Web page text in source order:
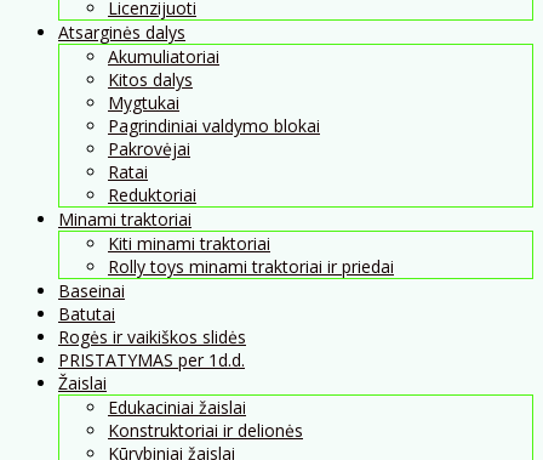
Licenzijuoti
Atsarginės dalys
Akumuliatoriai
Kitos dalys
Mygtukai
Pagrindiniai valdymo blokai
Pakrovėjai
Ratai
Reduktoriai
Minami traktoriai
Kiti minami traktoriai
Rolly toys minami traktoriai ir priedai
Baseinai
Batutai
Rogės ir vaikiškos slidės
PRISTATYMAS per 1d.d.
Žaislai
Edukaciniai žaislai
Konstruktoriai ir delionės
Kūrybiniai žaislai